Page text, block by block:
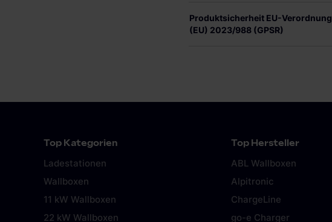
Produktsicherheit EU-Verordnung
(EU) 2023/988 (GPSR)